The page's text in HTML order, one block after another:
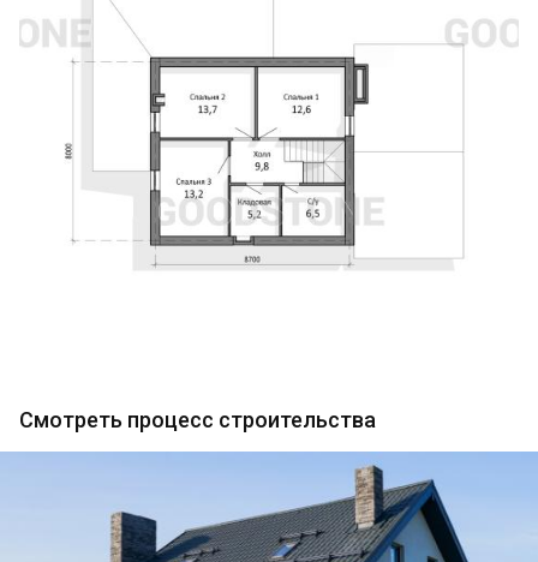
Смотреть процесс строительства